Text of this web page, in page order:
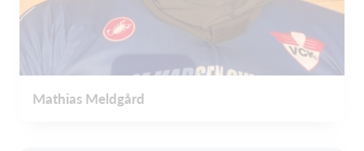
Mathias Meldgård